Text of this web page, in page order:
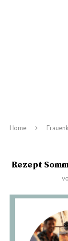
Home
Rezept